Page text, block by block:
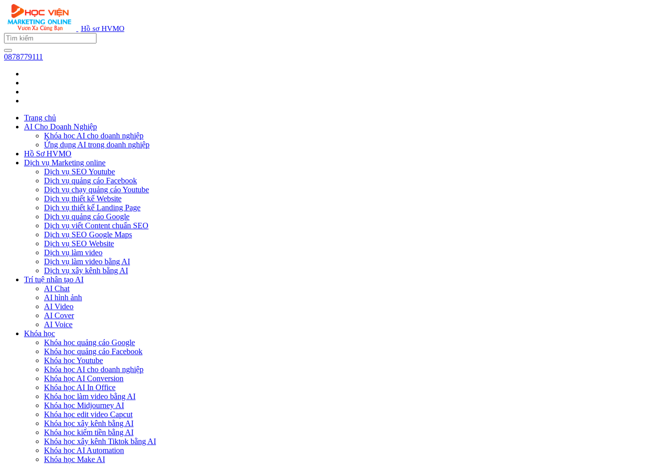
Hồ sơ HVMO
0878779111
Trang chủ
AI Cho Doanh Nghiệp
Khóa học AI cho doanh nghiệp
Ứng dụng AI trong doanh nghiệp
Hồ Sơ HVMO
Dịch vụ Marketing online
Dịch vụ SEO Youtube
Dịch vụ quảng cáo Facebook
Dịch vụ chạy quảng cáo Youtube
Dịch vụ thiết kế Website
Dịch vụ thiết kế Landing Page
Dịch vụ quảng cáo Google
Dịch vụ viết Content chuẩn SEO
Dịch vụ SEO Google Maps
Dịch vụ SEO Website
Dịch vụ làm video
Dịch vụ làm video bằng AI
Dịch vụ xây kênh bằng AI
Trí tuệ nhân tạo AI
AI Chat
AI hình ảnh
AI Video
AI Cover
AI Voice
Khóa học
Khóa học quảng cáo Google
Khóa học quảng cáo Facebook
Khóa học Youtube
Khóa học AI cho doanh nghiệp
Khóa học AI Conversion
Khóa học AI In Office
Khóa học làm video bằng AI
Khóa học Midjourney AI
Khóa học edit video Capcut
Khóa học xây kênh bằng AI
Khóa học kiếm tiền bằng AI
Khóa học xây kênh Tiktok bằng AI
Khóa học AI Automation
Khóa học Make AI